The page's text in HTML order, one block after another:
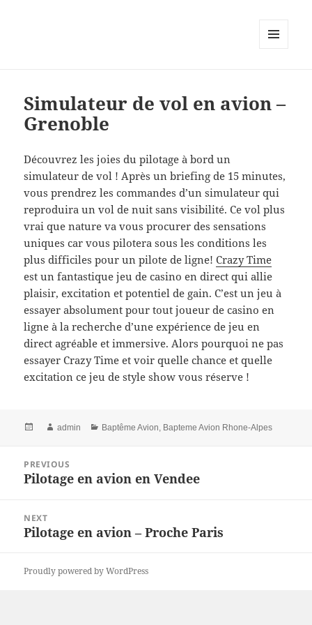
Simulateur de vol en avion –
Grenoble
Découvrez les joies du pilotage à bord un
simulateur de vol ! Après un briefing de 15 minutes,
vous prendrez les commandes d’un simulateur qui
reproduira un vol de nuit sans visibilité. Ce vol plus
vrai que nature va vous procurer des sensations
uniques car vous pilotera sous les conditions les
plus difficiles pour un pilote de ligne!Crazy Time
est un fantastique jeu de casino en direct qui allie
plaisir, excitation et potentiel de gain. C’est un jeu à
essayer absolument pour tout joueur de casino en
ligne à la recherche d’une expérience de jeu en
direct agréable et immersive. Alors pourquoi ne pas
essayer Crazy Time et voir quelle chance et quelle
excitation ce jeu de style show vous réserve !
PostedAuthor
admin Categories
Baptême Avion, Bapteme Avion Rhone-Alpes
navigation
PREVIOUS
Previous
Pilotage en avion en Vendee
NEXT
Next
Pilotage en avion – Proche Paris
Proudly powered by WordPress